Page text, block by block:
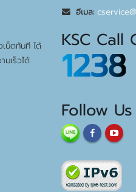
น็ตทันที ได้
เร็วได้
อีเมล:
KSC Call
1238
Follow Us